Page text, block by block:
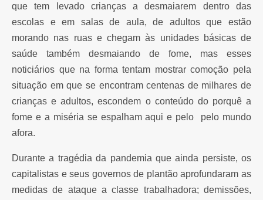
que tem levado crianças a desmaiarem dentro das
escolas e em salas de aula, de adultos que estão
morando nas ruas e chegam às unidades básicas de
saúde também desmaiando de fome, mas esses
noticiários que na forma tentam mostrar comoção pela
situação em que se encontram centenas de milhares de
crianças e adultos, escondem o conteúdo do porquê a
fome e a miséria se espalham aqui e pelo pelo mundo
afora.
Durante a tragédia da pandemia que ainda persiste, os
capitalistas e seus governos de plantão aprofundaram as
medidas de ataque a classe trabalhadora; demissões,